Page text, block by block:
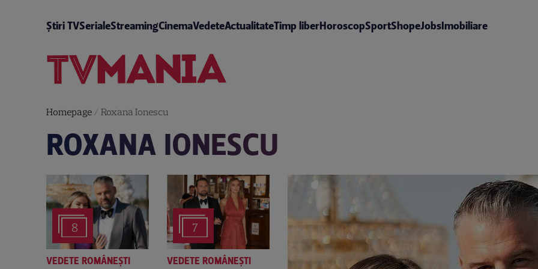
Știri TVSerialeStreamingCinemaVedeteActualitateTimp liberHoroscopSportShopeJobsImobiliare
Homepage/ Roxana Ionescu
ROXANA IONESCU
8
VEDETE ROMÂNEŞTI
7
VEDETE ROMÂNEŞTI